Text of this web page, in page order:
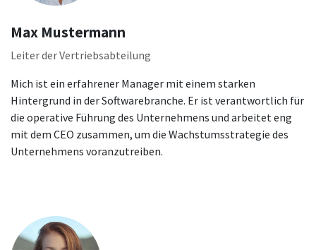
Max Mustermann
Leiter der Vertriebsabteilung
Mich ist ein erfahrener Manager mit einem starken
Hintergrund in der Softwarebranche. Er ist verantwortlich für
die operative Führung des Unternehmens und arbeitet eng
mit dem CEO zusammen, um die Wachstumsstrategie des
Unternehmens voranzutreiben.